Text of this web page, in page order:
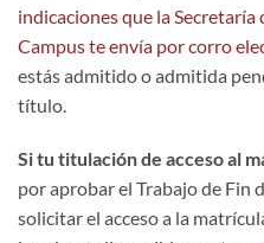
indicaciones que la
Campus te envía por corro
estás admitido o admitida
título.
Si tu titulación de acceso al
por aprobar el Trabajo de Fin
solicitar el acceso a la